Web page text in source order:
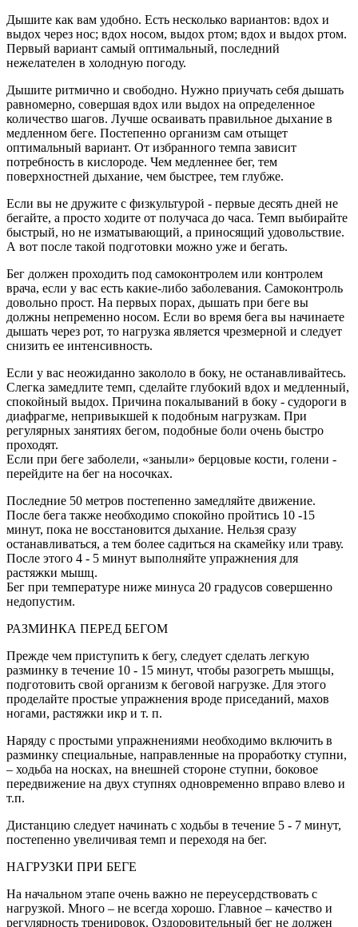
Дышите как вам удобно. Есть несколько вариантов: вдох и
выдох через нос; вдох носом, выдох ртом; вдох и выдох ртом.
Первый вариант самый оптимальный, последний
нежелателен в холодную погоду.
Дышите ритмично и свободно. Нужно приучать себя дышать
равномерно, совершая вдох или выдох на определенное
количество шагов. Лучше осваивать правильное дыхание в
медленном беге. Постепенно организм сам отыщет
оптимальный вариант. От избранного темпа зависит
потребность в кислороде. Чем медленнее бег, тем
поверхностней дыхание, чем быстрее, тем глубже.
Если вы не дружите с физкультурой - первые десять дней не
бегайте, а просто ходите от получаса до часа. Темп выбирайте
быстрый, но не изматывающий, а приносящий удовольствие.
А вот после такой подготовки можно уже и бегать.
Бег должен проходить под самоконтролем или контролем
врача, если у вас есть какие-либо заболевания. Самоконтроль
довольно прост. На первых порах, дышать при беге вы
должны непременно носом. Если во время бега вы начинаете
дышать через рот, то нагрузка является чрезмерной и следует
снизить ее интенсивность.
Если у вас неожиданно закололо в боку, не останавливайтесь.
Слегка замедлите темп, сделайте глубокий вдох и медленный,
спокойный выдох. Причина покалываний в боку - судороги в
диафрагме, непривыкшей к подобным нагрузкам. При
регулярных занятиях бегом, подобные боли очень быстро
проходят.
Если при беге заболели, «заныли» берцовые кости, голени -
перейдите на бег на носочках.
Последние 50 метров постепенно замедляйте движение.
После бега также необходимо спокойно пройтись 10 -15
минут, пока не восстановится дыхание. Нельзя сразу
останавливаться, а тем более садиться на скамейку или траву.
После этого 4 - 5 минут выполняйте упражнения для
растяжки мышц.
Бег при температуре ниже минуса 20 градусов совершенно
недопустим.
РАЗМИНКА ПЕРЕД БЕГОМ
Прежде чем приступить к бегу, следует сделать легкую
разминку в течение 10 - 15 минут, чтобы разогреть мышцы,
подготовить свой организм к беговой нагрузке. Для этого
проделайте простые упражнения вроде приседаний, махов
ногами, растяжки икр и т. п.
Наряду с простыми упражнениями необходимо включить в
разминку специальные, направленные на проработку ступни,
– ходьба на носках, на внешней стороне ступни, боковое
передвижение на двух ступнях одновременно вправо влево и
т.п.
Дистанцию следует начинать с ходьбы в течение 5 - 7 минут,
постепенно увеличивая темп и переходя на бег.
НАГРУЗКИ ПРИ БЕГЕ
На начальном этапе очень важно не переусердствовать с
нагрузкой. Много – не всегда хорошо. Главное – качество и
регулярность тренировок. Оздоровительный бег не должен